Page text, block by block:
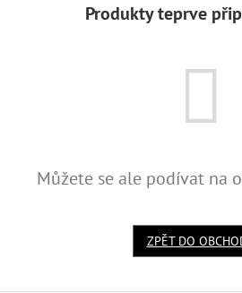
Produkty teprve
Můžete se ale podívat na
ZPĚT DO